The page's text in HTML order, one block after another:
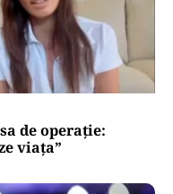
de operație:
viața”